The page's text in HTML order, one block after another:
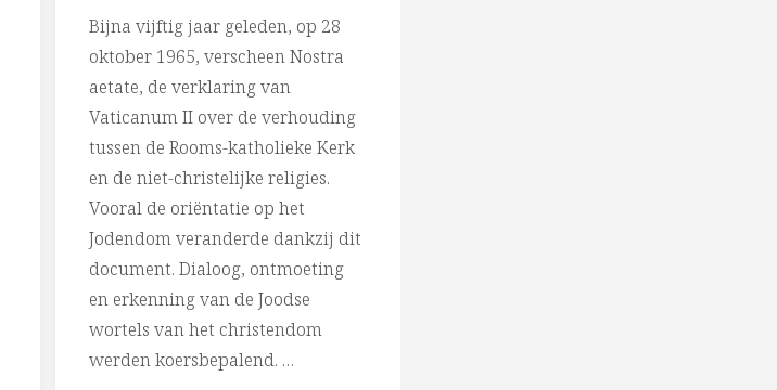
dialoog
in
Nederland
en
Bijna vijftig jaar geleden, op 28
oktober 1965, verscheen Nostra
aetate, de verklaring van
Vaticanum II over de verhouding
tussen de Rooms-katholieke Kerk
en de niet-christelijke religies.
Vooral de oriëntatie op het
Jodendom veranderde dankzij dit
document. Dialoog, ontmoeting
en erkenning van de Joodse
wortels van het christendom
werden koersbepalend. …